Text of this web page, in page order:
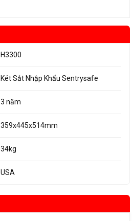
H3300
Két Sắt Nhập Khẩu Sentrysafe
3 năm
359x445x514mm
34kg
USA